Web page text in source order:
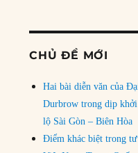
CHỦ ĐỀ MỚI
Hai bài diễn văn của
Durbrow trong dịp
lộ Sài Gòn – Biên Hòa
Điểm khác biệt trong